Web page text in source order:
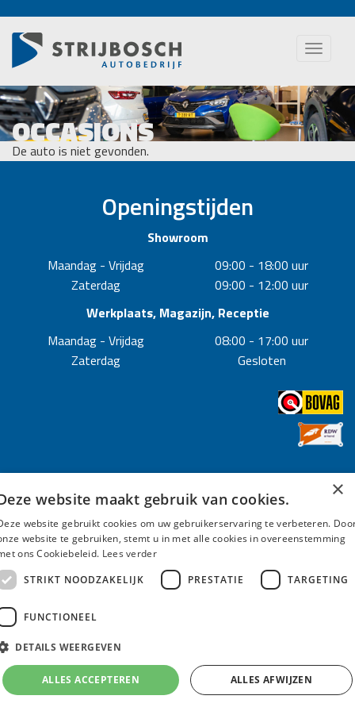
Toggle
OCCASIONS
De auto is niet gevonden.
Openingstijden
Showroom
Maandag - Vrijdag
09:00 - 18:00 uur
Zaterdag
09:00 - 12:00 uur
Werkplaats, Magazijn, Receptie
Maandag - Vrijdag
08:00 - 17:00 uur
Zaterdag
Gesloten
© Autobedrijf Strijbosch - 2026
Disclaimer/Privacy Policy/Algemene Voorwaarden
Created by
×
website maakt gebruik van cookies.
website gebruikt cookies om uw gebruikerservaring te verbeteren.
website te gebruiken, stemt u in met alle cookies in overeenstemming
ons Cookiebeleid. Lees verder
STRIKT NOODZAKELIJK
PRESTATIE TARGETING
FUNCTIONEEL
DETAILS WEERGEVEN
ALLES ACCEPTEREN ALLES AFWIJZEN